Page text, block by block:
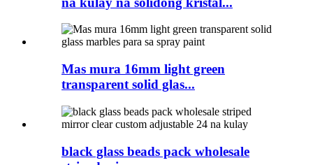
Mas mura 16mm light green
transparent solid glas...
black glass beads pack wholesale